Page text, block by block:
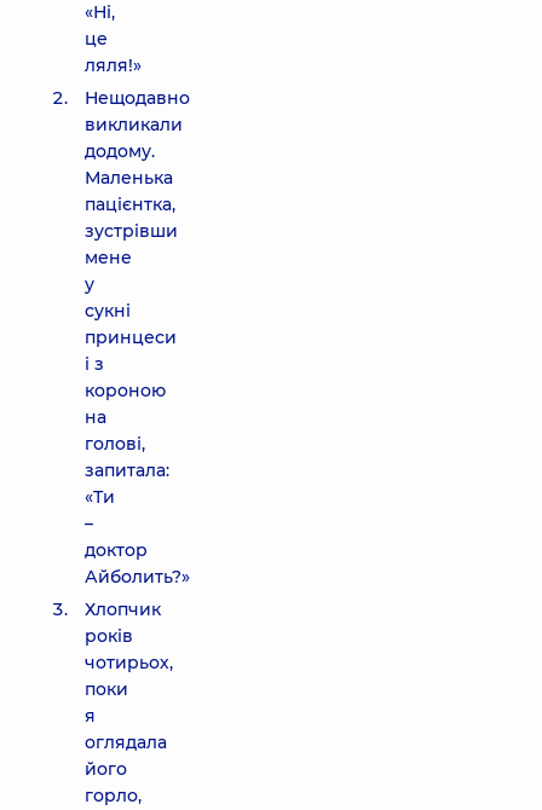
«Ні,
це
ляля!»
Нещодавно
викликали
додому.
Маленька
пацієнтка,
зустрівши
мене
у
сукні
принцеси
і з
короною
на
голові,
запитала:
«Ти
–
доктор
Айболить?»
Хлопчик
років
чотирьох,
поки
я
оглядала
його
горло,